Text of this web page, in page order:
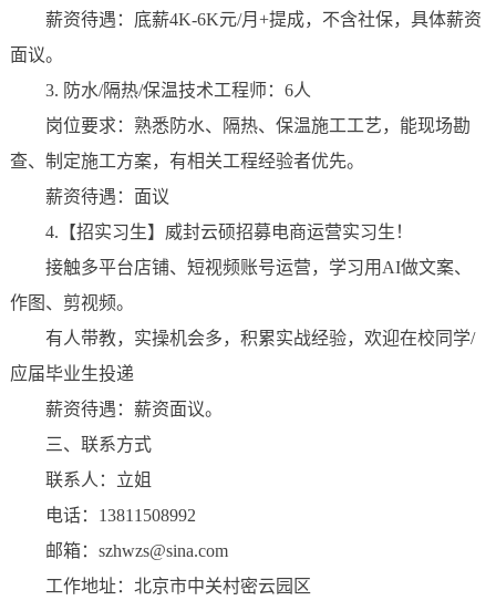
薪资待遇：底薪4K-6K元/月+提成，不含社保，具体薪资
面议。
3. 防水/隔热/保温技术工程师：6人
岗位要求：熟悉防水、隔热、保温施工工艺，能现场勘
查、制定施工方案，有相关工程经验者优先。
薪资待遇：面议
4.【招实习生】威封云硕招募电商运营实习生！
接触多平台店铺、短视频账号运营，学习用AI做文案、
作图、剪视频。
有人带教，实操机会多，积累实战经验，欢迎在校同学/
应届毕业生投递
薪资待遇：薪资面议。
三、联系方式
联系人：立姐
电话：13811508992
邮箱：szhwzs@sina.com
工作地址：北京市中关村密云园区